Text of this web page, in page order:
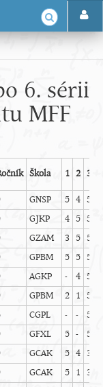
6. sérii
MFF
Škola 1 2 3
GNSP 5 4 5
GJKP 4 5 5
GZAM 3 5 5
GPBM 5 5 5
AGKP - 4 5
GPBM 2 1 5
CGPL - - 5
GFXL 5 - 5
GCAK 5 4 3
GCAK 5 1 3